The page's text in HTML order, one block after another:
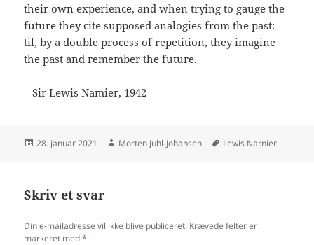
their own experience, and when trying to gauge the
future they cite supposed analogies from the past:
til, by a double process of repetition, they imagine
the past and remember the future.
– Sir Lewis Namier, 1942
Udgivet
28. januar 2021 Forfatter
Morten Juhl-Johansen Tags
Lewis Narnier
Skriv et svar
Din e-mailadresse vil ikke blive publiceret. Krævede felter er
markeret med*